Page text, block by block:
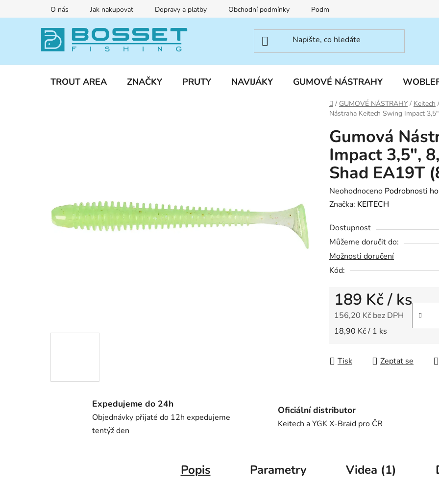
na
O nás Jak nakupovat Dopravy a platby Obchodní podmínky Podmínky ochrany osobních údajů
TROUT AREA ZNAČKY PRUTY NAVIJÁKY GUMOVÉ NÁSTRAHY
Domů
/ GUMOVÉ NÁSTRAHY / Keitech /
Nástraha Keitech Swing Impact
Gumová
Impact 3,5",
Shad EA19T
Průměrné
hodnocení
je
0,0
z
5
Neohodnoceno Podrobnosti
Značka: KEITECH
Dostupnost
Můžeme doručit do:
Možnosti doručení
Kód:
189 Kč/ ks
156,20 Kč bez DPH
Měrná cena:
18,90 Kč / 1 ks
Tisk Zeptat se
Expedujeme do 24h
Objednávky přijaté do 12h expedujeme
tentýž den
Oficiální distributor
Keitech a YGK X-Braid pro ČR
Popis Parametry Videa (1)